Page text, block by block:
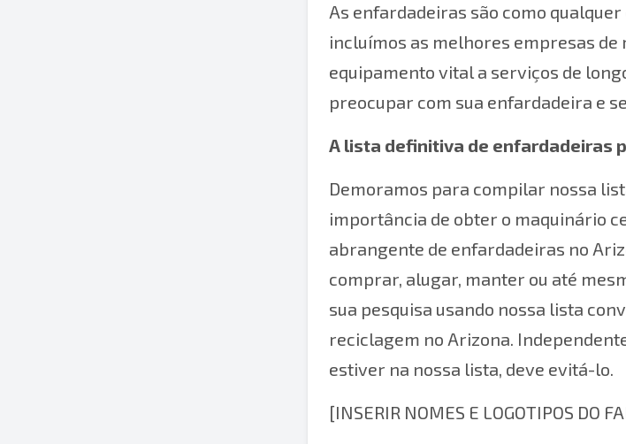
As enfardadeiras são como
incluímos as melhores empresas
equipamento vital a serviços de
preocupar com sua enfardadeira e
A lista definitiva de enfardadeiras
Demoramos para compilar nossa
importância de obter o maquinário
abrangente de enfardadeiras no
comprar, alugar, manter ou até
sua pesquisa usando nossa lista
reciclagem no Arizona.
estiver na nossa lista, deve evitá-lo.
[INSERIR NOMES E LOGOTIPOS DO